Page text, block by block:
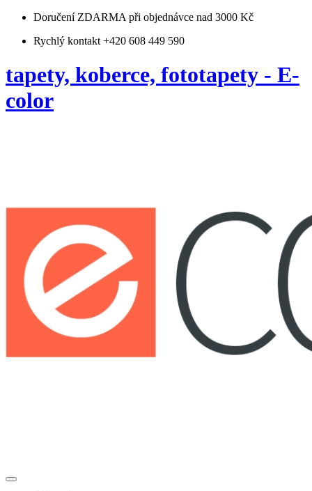
Doručení ZDARMA při objednávce nad 3000 Kč
Rychlý kontakt +420 608 449 590
tapety, koberce, fototapety - E-
color